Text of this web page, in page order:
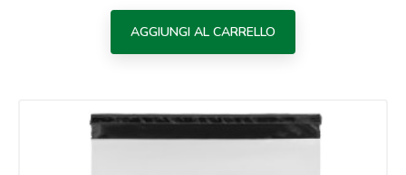
AGGIUNGI AL CARRELLO